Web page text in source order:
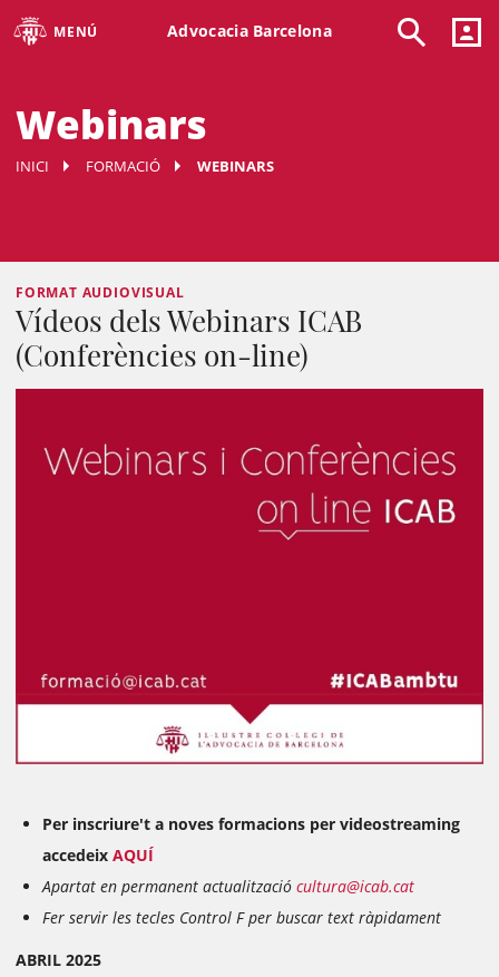
MENÚ Advocacia Barcelona
Webinars
INICI FORMACIÓ WEBINARS
FORMAT AUDIOVISUAL
Vídeos dels Webinars ICAB
(Conferències on-line)
Per inscriure't a noves formacions per videostreaming
accedeix AQUÍ
Apartat en permanent actualització cultura@icab.cat
Fer servir les tecles Control Fper buscar text ràpidament
ABRIL 2025